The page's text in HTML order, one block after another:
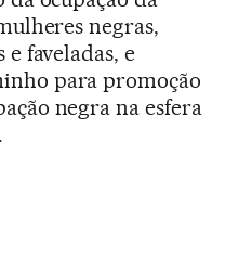
negras,
faveladas, e
para promoção
negra na esfera